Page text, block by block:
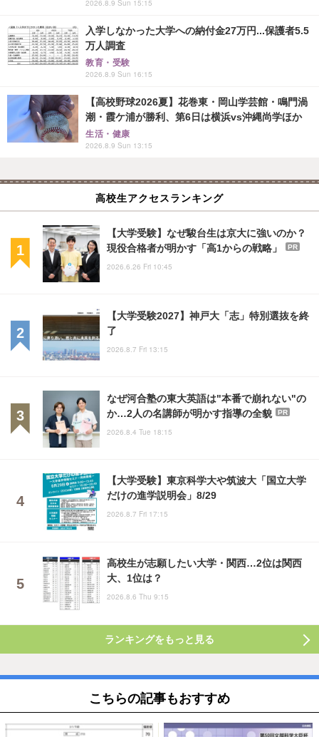
2026.8.9 Sun 15:15
入学しなかった大学への納付金27万円...保護者5.5
万人調査
教育・受験
2026.8.9 Sun 16:15
【高校野球2026夏】花巻東・岡山学芸館・鳴門渦
潮・霞ケ浦が勝利、第6日は横浜vs沖縄尚学ほか
生活・健康
2026.8.9 Sun 13:15
高校生アクセスランキング
【大学受験】なぜ駿台生は京大に強いのか？
現役合格者が明かす「高1からの戦略」
PR
2026.6.26 Fri 10:45
【大学受験2027】神戸大「志」特別選抜を終
了
2026.8.7 Fri 13:15
なぜ河合塾の東大英語は"本番で崩れない"の
か…2人の名講師が明かす指導の全貌
PR
2026.8.4 Tue 18:15
【大学受験】東京科学大や筑波大「国立大学
だけの進学説明会」8/29
2026.8.7 Fri 17:15
高校生が志願したい大学・関西…2位は関西
大、1位は？
2026.8.6 Thu 9:15
ランキングをもっと見る
こちらの記事もおすすめ